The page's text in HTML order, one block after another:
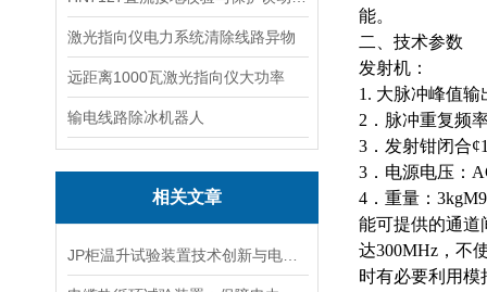
激光指向仪电力系统清除线路异物
远距离1000瓦激光指向仪大功率
输电线路除冰机器人
相关文章
能。
二、技术参数
发射机：
1. 大脉冲峰值输
2．脉冲重复频
3．发射钳闭合
3．电源电压：
4．重量：
能可提供的通道
达300MHz，不
时有必要利用模